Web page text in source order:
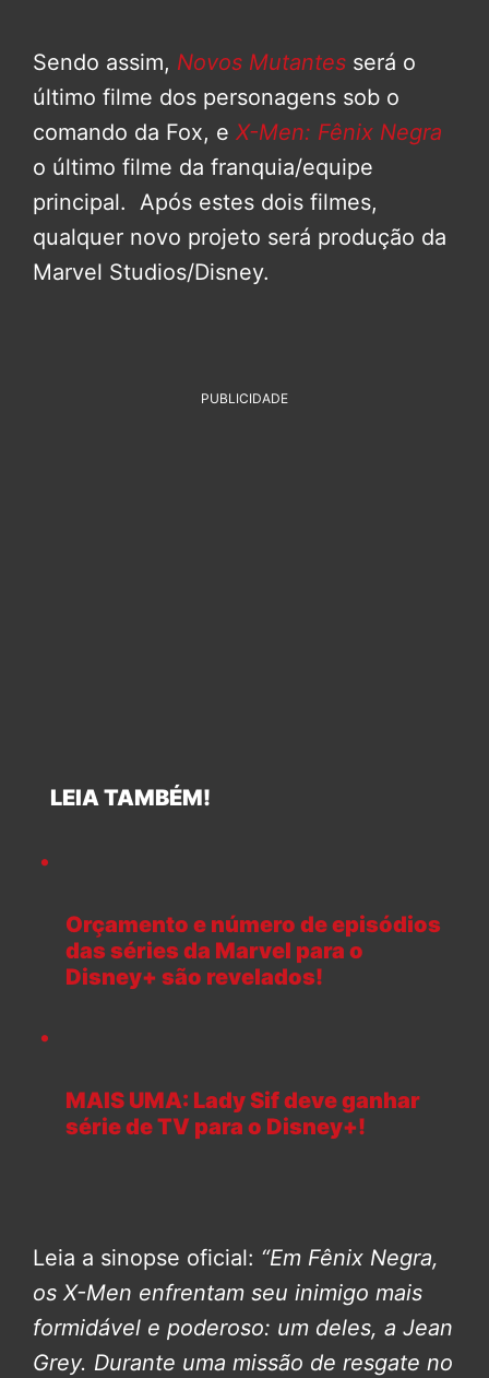
Sendo assim, Novos Mutantes será o
último filme dos personagens sob o
comando da Fox, e X-Men: Fênix Negra
o último filme da franquia/equipe
principal. Após estes dois filmes,
qualquer novo projeto será produção da
Marvel Studios/Disney.
PUBLICIDADE
LEIA TAMBÉM!
Orçamento e número de episódios
das séries da Marvel para o
Disney+ são revelados!
MAIS UMA: Lady Sif deve ganhar
série de TV para o Disney+!
Leia a sinopse oficial: “Em Fênix Negra,
os X-Men enfrentam seu inimigo mais
formidável e poderoso: um deles, a Jean
Grey. Durante uma missão de resgate no